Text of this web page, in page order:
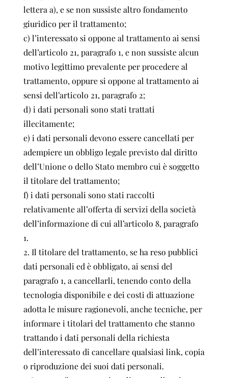
lettera a), e se non sussiste altro fondamento
giuridico per il trattamento;
c) l’interessato si oppone al trattamento ai sensi
dell’articolo 21, paragrafo 1, e non sussiste alcun
motivo legittimo prevalente per procedere al
trattamento, oppure si oppone al trattamento ai
sensi dell’articolo 21, paragrafo 2;
d) i dati personali sono stati trattati
illecitamente;
e) i dati personali devono essere cancellati per
adempiere un obbligo legale previsto dal diritto
dell’Unione o dello Stato membro cui è soggetto
il titolare del trattamento;
f) i dati personali sono stati raccolti
relativamente all’offerta di servizi della società
dell’informazione di cui all’articolo 8, paragrafo
1.
2. Il titolare del trattamento, se ha reso pubblici
dati personali ed è obbligato, ai sensi del
paragrafo 1, a cancellarli, tenendo conto della
tecnologia disponibile e dei costi di attuazione
adotta le misure ragionevoli, anche tecniche, per
informare i titolari del trattamento che stanno
trattando i dati personali della richiesta
dell’interessato di cancellare qualsiasi link, copia
o riproduzione dei suoi dati personali.